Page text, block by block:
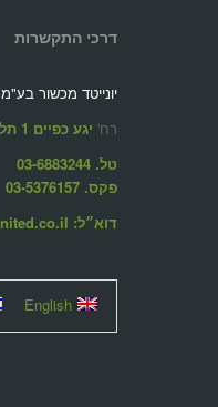
דרכי התקשרות
יונייטד מכשור בע"מ
רח' יגע כפיים 1 תל אביב
טל. 03-6883244
פקס. 03-5376157
דוא״ל: info@united.co.il
English